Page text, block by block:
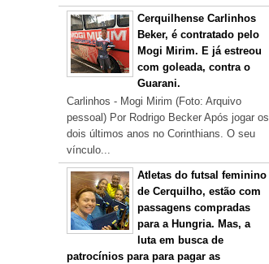
Cerquilhense Carlinhos
Beker, é contratado pelo
Mogi Mirim. E já estreou
com goleada, contra o
Guarani.
Carlinhos - Mogi Mirim (Foto: Arquivo
pessoal) Por Rodrigo Becker Após jogar os
dois últimos anos no Corinthians. O seu
vínculo...
Atletas do futsal feminino
de Cerquilho, estão com
passagens compradas
para a Hungria. Mas, a
luta em busca de
patrocínios para para pagar as